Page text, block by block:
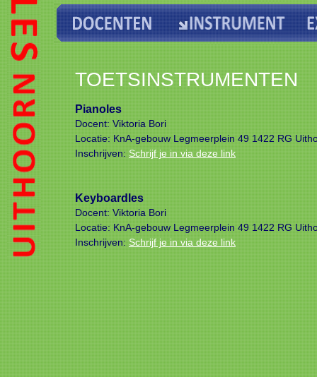
TOETSINSTRUMENTEN
Pianoles
Docent: Viktoria Bori
Locatie: KnA-gebouw Legmeerplein 49 1422 RG
Inschrijven: Schrijf je in via deze link
Keyboardles
Docent: Viktoria Bori
Locatie: KnA-gebouw Legmeerplein 49 1422 RG
Inschrijven: Schrijf je in via deze link